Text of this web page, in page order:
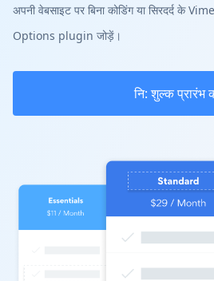
अपनी वेबसाइट पर बिना कोडिंग या सिरदर्द के
Options plugin जोड़ें।
नि: शुल्क प्रारंभ